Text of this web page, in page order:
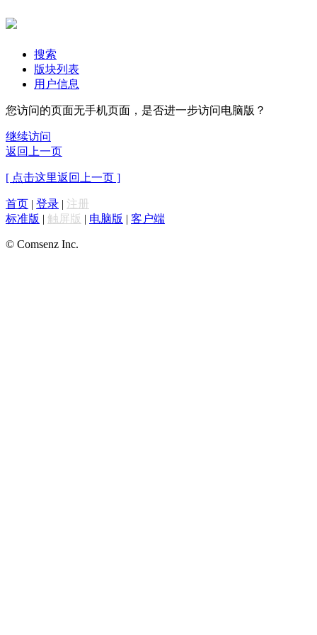
搜索
版块列表
用户信息
您访问的页面无手机页面，是否进一步访问电脑版？
继续访问
返回上一页
[ 点击这里返回上一页 ]
首页 | 登录 | 注册
标准版 | 触屏版 | 电脑版 | 客户端
© Comsenz Inc.